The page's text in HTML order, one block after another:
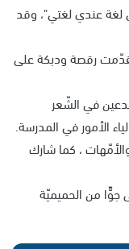
لغة عندي لغتي"، وقد
رقصة ودبكة على
في الشّعر
الأمور في المدرسة.
، كما شارك
من الحميميّة